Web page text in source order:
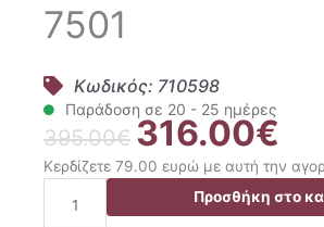
7501
Κωδικός: 710598
Παράδοση σε 20 - 25 ημέρες
395.00€ Original
price
was:
395.00€.
316.00€
τιμή
Κερδίζετε 79.00 ευρώ με αυτή την
Προσθήκη στο